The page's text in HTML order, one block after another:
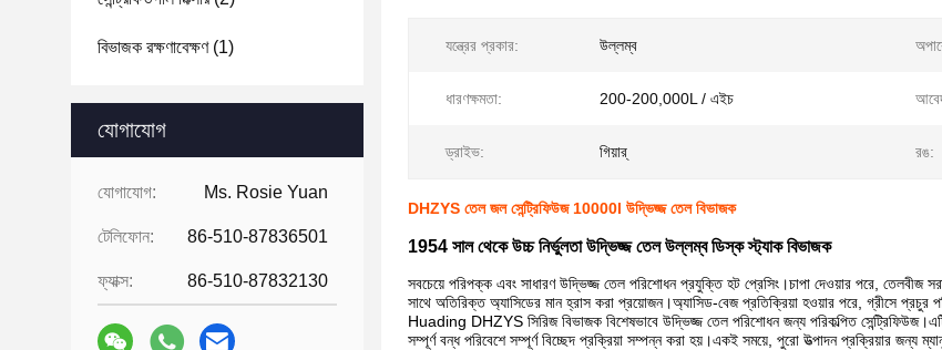
বিভাজক রক্ষণাবেক্ষণ(1)
যোগাযোগ
যোগাযোগ: Ms. Rosie Yuan
টেলিফোন: 86-510-87836501
ফ্যাক্স: 86-510-87832130
যন্ত্রের প্রকার: উল্লম্ব
ধারণক্ষমতা: 200-200,000L / এইচ
ড্রাইভ: গিয়ার্ রঙ:
DHZYS তেল জল সেন্ট্রিফিউজ 10000l উদ্ভিজ্জ তেল বিভাজক
1954 সাল থেকে উচ্চ নির্ভুলতা উদ্ভিজ্জ তেল উল্লম্ব ডিস্ক স্ট্যাক বিভাজক
সবচেয়ে পরিপক্ক এবং সাধারণ উদ্ভিজ্জ তেল পরিশোধন প্রযুক্তি হট প্রেসিং।চাপা দেওয়ার পরে, তেলবীজ
সাথে অতিরিক্ত অ্যাসিডের মান হ্রাস করা প্রয়োজন।অ্যাসিড-বেজ প্রতিক্রিয়া হওয়ার পরে, গ্রীসে
Huading DHZYS সিরিজ বিভাজক বিশেষভাবে উদ্ভিজ্জ তেল পরিশোধন জন্য পরিকল্পিত
সম্পূর্ণ বন্ধ পরিবেশে সম্পূর্ণ বিচ্ছেদ প্রক্রিয়া সম্পন্ন করা হয়।একই সময়ে, পুরো উত্পাদন প্রক্রিয়ার জন্য